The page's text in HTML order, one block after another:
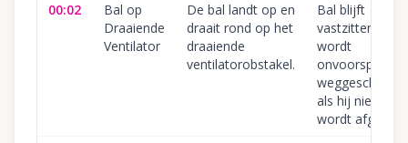
00:02
Bal op
Draaiende
Ventilator
De bal landt op en
draait rond op het
draaiende
ventilatorobstakel.
Bal blijft
vastzitten of
wordt
weggeschoten
als hij niet tijdig
wordt afgeleid.